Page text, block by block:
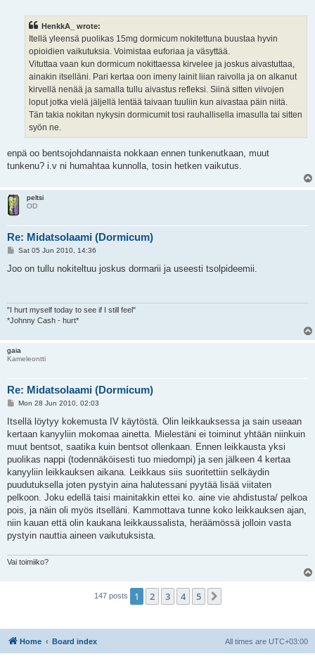
HenkkA_ wrote:
Itellä yleensä puolikas 15mg dormicum nokitettuna buustaa hyvin
opioidien vaikutuksia. Voimistaa euforiaa ja väsyttää.
Vituttaa vaan kun dormicum nokittaessa kirvelee ja joskus aivastuttaa,
ainakin itselläni. Pari kertaa oon imeny lainit liian raivolla ja on alkanut
kirvellä nenää ja samalla tullu aivastus refleksi. Siinä sitten viivojen
loput jotka vielä jäljellä lentää taivaan tuuliin kun aivastaa päin niitä.
Tän takia nokitan nykysin dormicumit tosi rauhallisella imasulla tai sitten
syön ne.
enpä oo bentsojohdannaista nokkaan ennen tunkenutkaan, muut
tunkenu? i.v ni humahtaa kunnolla, tosin hetken vaikutus.
peltsi
OD
Re: Midatsolaami (Dormicum)
P
s
Sat 05 Jun 2010, 14:36
Joo on tullu nokiteltuu joskus dormarii ja useesti tsolpideemii.
"I hurt myself today to see if I still feel"
*Johnny Cash - hurt*
gaia
Kameleontti
Re: Midatsolaami (Dormicum)
P
s
Mon 28 Jun 2010, 02:03
Itsellä löytyy kokemusta IV käytöstä. Olin leikkauksessa ja sain useaan
kertaan kanyyliin mokomaa ainetta. Mielestäni ei toiminut yhtään niinkuin
muut bentsot, saatika kuin bentsot ollenkaan. Ennen leikkausta yksi
puolikas nappi (todennäköisesti tuo miedompi) ja sen jälkeen 4 kertaa
kanyyliin leikkauksen aikana. Leikkaus siis suoritettiin selkäydin
puudutuksella joten pystyin aina halutessani pyytää lisää viitaten
pelkoon. Joku edellä taisi mainitakkin ettei ko. aine vie ahdistusta/ pelkoa
pois, ja näin oli myös itselläni. Kammottava tunne koko leikkauksen ajan,
niin kauan että olin kaukana leikkaussalista, heräämössä jolloin vasta
pystyin nauttia aineen vaikutuksista.
Vai toimiiko?
147 posts 1 2 3 4 5
Home Board index All times are UTC+03:00